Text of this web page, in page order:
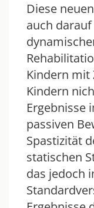
Diese
auch
Kindern mit
Kindern
Ergebnisse
passiven
Spastizität
statischen
das jedoch